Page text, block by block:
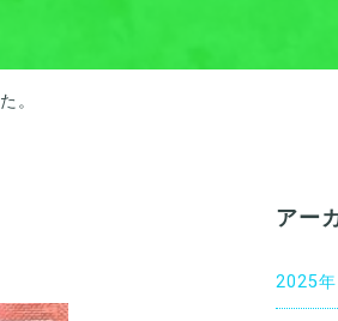
。
アー
2025年